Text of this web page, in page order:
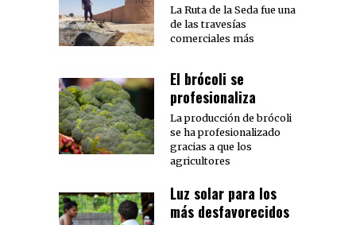
La Ruta de la Seda fue una
de las travesías
comerciales más
El brócoli se
profesionaliza
La producción de brócoli
se ha profesionalizado
gracias a que los
agricultores
Luz solar para los
más desfavorecidos